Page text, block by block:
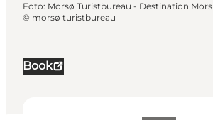
Book
Foto: Morsø Turistbureau - Destination Mors
© morsø turistbureau